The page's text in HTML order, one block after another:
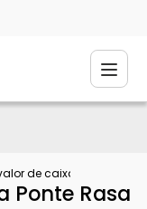
de caixa para pizza
Ponte Rasa